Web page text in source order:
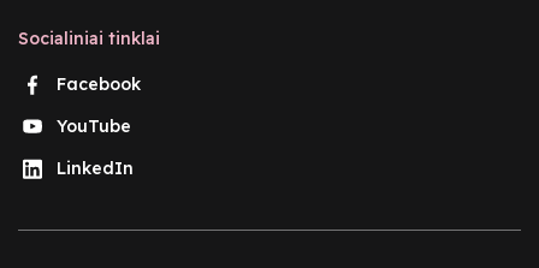
Socialiniai tinklai
Facebook
YouTube
LinkedIn